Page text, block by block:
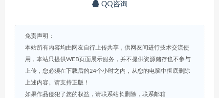
QQ咨询
免责声明：
本站所有内容均由网友自行上传共享，供网友间进行技术交流使
用，本站只提供WEB页面展示服务，并不提供资源储存也不参与
上传，您必须在下载后的24个小时之内，从您的电脑中彻底删除
上述内容。请支持正版！
如果作品侵犯了您的权益，请联系站长删除，联系邮箱